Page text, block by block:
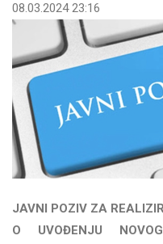
08.03.2024 23:16
JAVNI POZIV ZA
O UVOĐENJU